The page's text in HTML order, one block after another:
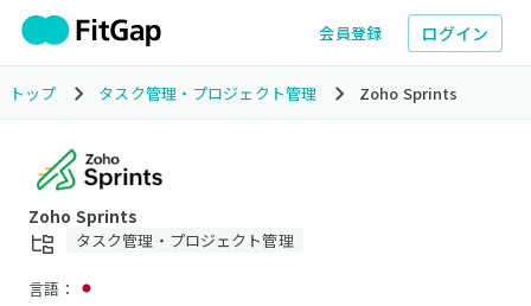
会員登録 ログイン
トップ タスク管理・プロジェクト管理 Zoho Sprints
Zoho Sprints
タスク管理・プロジェクト管理
言語：